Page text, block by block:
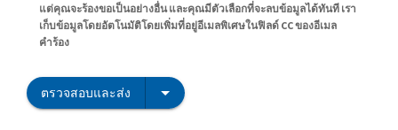
แต่คุณจะร้องขอเป็นอย่างอื่น และคุณมีตัวเลือกที่จะลบข้อมูลได้ทันที เรา
เก็บข้อมูลโดยอัตโนมัติโดยเพิ่มที่อยู่อีเมลพิเศษในฟิลด์ CC ของอีเมล
คำร้อง
ตรวจสอบและส่ง